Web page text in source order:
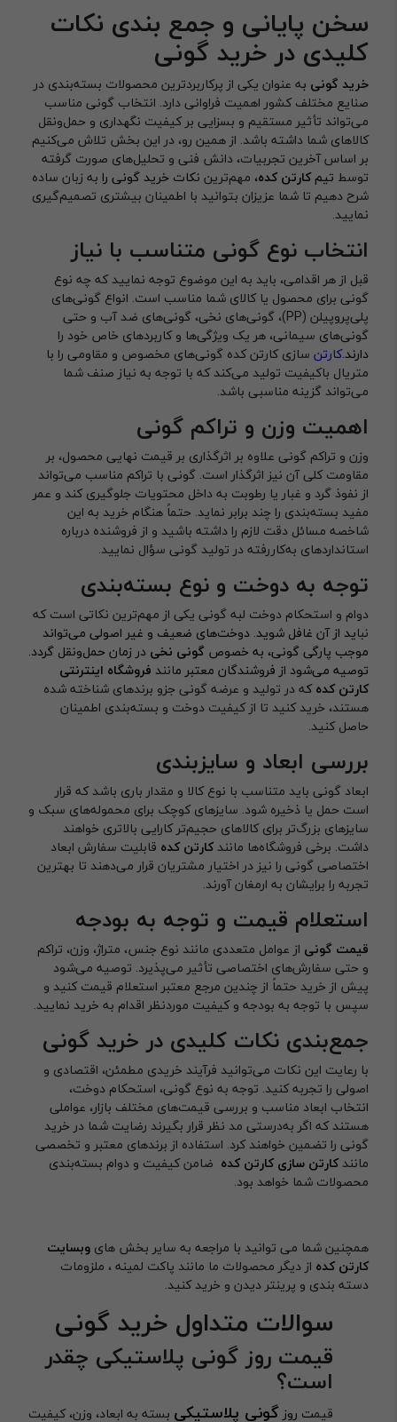
سخن پایانی و جمع بندی نکات
کلیدی در خرید گونی
خرید گونی به عنوان یکی از پرکاربردترین محصولات بسته‌بندی در
صنایع مختلف کشور اهمیت فراوانی دارد. انتخاب گونی مناسب
می‌تواند تأثیر مستقیم و بسزایی بر کیفیت نگهداری و حمل‌ونقل
کالاهای شما داشته باشد. از همین رو، در این بخش تلاش می‌کنیم
بر اساس آخرین تجربیات، دانش فنی و تحلیل‌های صورت ‌گرفته
توسط تیم کارتن کده، مهم‌ترین نکات خرید گونی را به زبان ساده
شرح دهیم تا شما عزیزان بتوانید با اطمینان بیشتری تصمیم‌گیری
نمایید.
انتخاب نوع گونی متناسب با نیاز
قبل از هر اقدامی، باید به این موضوع توجه نمایید که چه نوع
گونی برای محصول یا کالای شما مناسب است. انواع گونی‌های
پلی‌پروپیلن (PP)، گونی‌های نخی، گونی‌های ضد آب و حتی
گونی‌های سیمانی، هر یک ویژگی‌ها و کاربردهای خاص خود را
دارند.کارتن سازی کارتن کده گونی‌های مخصوص و مقاومی را با
متریال باکیفیت تولید می‌کند که با توجه به نیاز صنف شما
می‌تواند گزینه مناسبی باشد.
اهمیت وزن و تراکم گونی
وزن و تراکم گونی علاوه بر اثرگذاری بر قیمت نهایی محصول، بر
مقاومت کلی آن نیز اثرگذار است. گونی با تراکم مناسب می‌تواند
از نفوذ گرد و غبار یا رطوبت به داخل محتویات جلوگیری کند و عمر
مفید بسته‌بندی را چند برابر نماید. حتماً هنگام خرید به این
شاخصه مسائل دقت لازم را داشته باشید و از فروشنده درباره
استانداردهای به‌کاررفته در تولید گونی سؤال نمایید.
توجه به دوخت و نوع بسته‌بندی
دوام و استحکام دوخت لبه گونی یکی از مهم‌ترین نکاتی است که
نباید از آن غافل شوید. دوخت‌های ضعیف و غیر اصولی می‌تواند
موجب پارگی گونی، به خصوص گونی نخی در زمان حمل‌ونقل گردد.
توصیه می‌شود از فروشندگان معتبر مانند فروشگاه اینترنتی
کارتن کدهکه در تولید و عرضه گونی جزو برندهای شناخته شده
هستند، خرید کنید تا از کیفیت دوخت و بسته‌بندی اطمینان
حاصل کنید.
بررسی ابعاد و سایزبندی
ابعاد گونی باید متناسب با نوع کالا و مقدار باری باشد که قرار
است حمل یا ذخیره شود. سایزهای کوچک برای محموله‌های سبک و
سایزهای بزرگ‌تر برای کالاهای حجیم‌تر کارایی بالاتری خواهند
داشت. برخی فروشگاه‌ها مانند کارتن کده قابلیت سفارش ابعاد
اختصاصی گونی را نیز در اختیار مشتریان قرار می‌دهند تا بهترین
تجربه را برایشان به ارمغان آورند.
استعلام قیمت و توجه به بودجه
قیمت گونی از عوامل متعددی مانند نوع جنس، متراژ، وزن، تراکم
و حتی سفارش‌های اختصاصی تأثیر می‌پذیرد. توصیه می‌شود
پیش از خرید حتماً از چندین مرجع معتبر استعلام قیمت کنید و
سپس با توجه به بودجه و کیفیت موردنظر اقدام به خرید نمایید.
جمع‌بندی نکات کلیدی در خرید گونی
با رعایت این نکات می‌توانید فرآیند خریدی مطمئن، اقتصادی و
اصولی را تجربه کنید. توجه به نوع گونی، استحکام دوخت،
انتخاب ابعاد مناسب و بررسی قیمت‌های مختلف بازار، عواملی
هستند که اگر به‌درستی مد نظر قرار بگیرند رضایت شما در خرید
گونی را تضمین خواهند کرد. استفاده از برندهای معتبر و تخصصی
مانند کارتن سازی کارتن کده ضامن کیفیت و دوام بسته‌بندی
محصولات شما خواهد بود.
همچنین شما می توانید با مراجعه به سایر بخش های وبسایت
کارتن کده از دیگر محصولات ما مانند پاکت لمینه ، ملزومات
دسته بندی و پرینتر دیدن و خرید کنید.
سوالات متداول خرید گونی
قیمت روز گونی پلاستیکی چقدر
است؟
قیمت روز گونی پلاستیکی بسته به ابعاد، وزن، کیفیت